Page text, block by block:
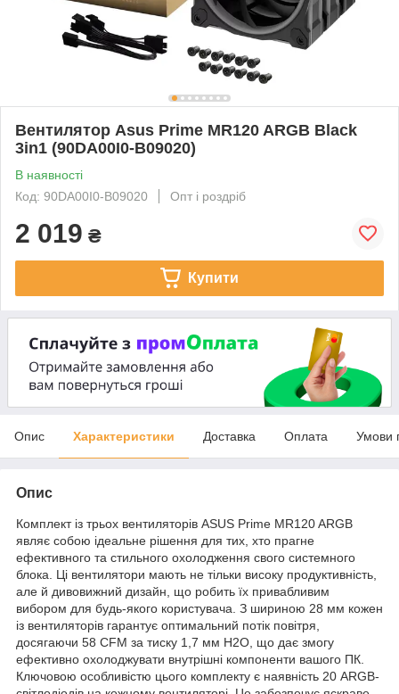
Вентилятор Asus Prime MR120 ARGB Black
3in1 (90DA00I0-B09020)
В наявності
Код: 90DA00I0-B09020
Опт і роздріб
2 019 ₴
Купити
Опис Характеристики Доставка Оплата Умови
Опис
Комплект із трьох вентиляторів ASUS Prime MR120 ARGB
являє собою ідеальне рішення для тих, хто прагне
ефективного та стильного охолодження свого системного
блока. Ці вентилятори мають не тільки високу продуктивність,
але й дивовижний дизайн, що робить їх привабливим
вибором для будь-якого користувача. З шириною 28 мм кожен
із вентиляторів гарантує оптимальний потік повітря,
досягаючи 58 CFM за тиску 1,7 мм H2O, що дає змогу
ефективно охолоджувати внутрішні компоненти вашого ПК.
Ключовою особливістю цього комплекту є наявність 20 ARGB-